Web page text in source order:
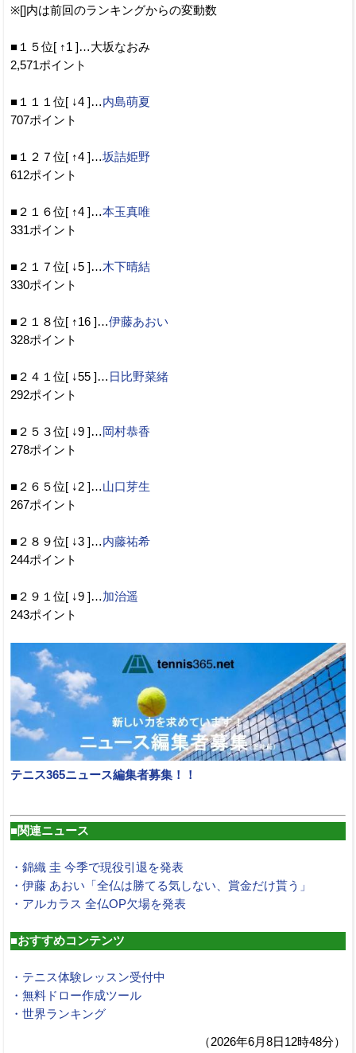
※[]内は前回のランキングからの変動数
■１５位[ ↑1 ]…大坂なおみ
2,571ポイント
■１１１位[ ↓4 ]…内島萌夏
707ポイント
■１２７位[ ↑4 ]…坂詰姫野
612ポイント
■２１６位[ ↑4 ]…本玉真唯
331ポイント
■２１７位[ ↓5 ]…木下晴結
330ポイント
■２１８位[ ↑16 ]…伊藤あおい
328ポイント
■２４１位[ ↓55 ]… 日比野菜緒
292ポイント
■２５３位[ ↓9 ]… 岡村恭香
278ポイント
■２６５位[ ↓2 ]…山口芽生
267ポイント
■２８９位[ ↓3 ]…内藤祐希
244ポイント
■２９１位[ ↓9 ]…加治遥
243ポイント
テニス365ニュース編集者募集！！
■関連ニュース
・錦織 圭 今季で現役引退を発表
・伊藤 あおい「全仏は勝てる気しない、賞金だけ貰う」
・アルカラス 全仏OP欠場を発表
■おすすめコンテンツ
・テニス体験レッスン受付中
・無料ドロー作成ツール
・世界ランキング
（2026年6月8日12時48分）